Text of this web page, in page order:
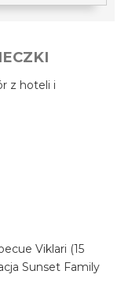
z hoteli i
Viklari (15
Sunset Family